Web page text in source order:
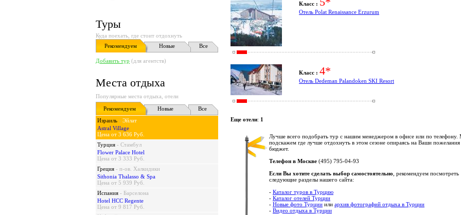
Туры
Куда поехать, где стоит отдохнуть
Рекомендуем
Новые Все
Добавить тур (для агентств)
Места отдыха
Популярные места отдыха, отели
Рекомендуем
Новые
Все
Израиль - Эйлат
Astral Village
Цена от 3 636 Руб.
Турция - Стамбул
Flower Palace Hotel
Цена от 3 333 Руб.
Греция - п-ов. Халкидики
Sithonia Thalasso & Spa
Цена от 5 939 Руб.
Испания - Барселона
Hotel HCC Regente
Цена от 9 817 Руб.
Класс :
Отель Polat Renaissance Erzurum
Класс : 4*
Отель Dedeman Palandoken SKI Resort
Еще отели: 1
Лучше всего подобрать тур с нашим менеджером в офисе или по
подскажем где лучше отдохнуть в этом сезоне опираясь на Ваши
бюджет.
Телефон в Москве (495) 795-04-93
Если Вы хотите сделать выбор самостоятельно , рекомендуем посмотреть
следующие разделы нашего сайта:
- Каталог туров в Турцию
- Каталог отелей Турции
- Новые фото Турции или архив фотографий отдыха в Турции
- Видео отдыха в Турции